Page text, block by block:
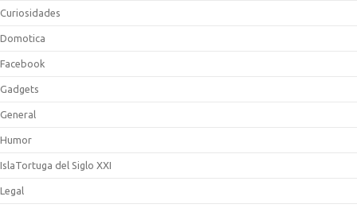
Curiosidades
Domotica
Facebook
Gadgets
General
Humor
IslaTortuga del Siglo XXI
Legal